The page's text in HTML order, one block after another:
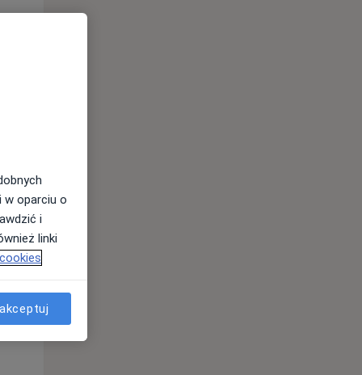
Śr,
12 Sie
w oparciu o
i
linki